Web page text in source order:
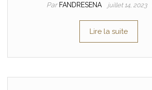
Par FANDRESENA juillet 14, 2023
Lire la suite